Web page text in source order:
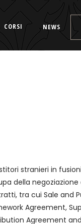
CORSI NEWS